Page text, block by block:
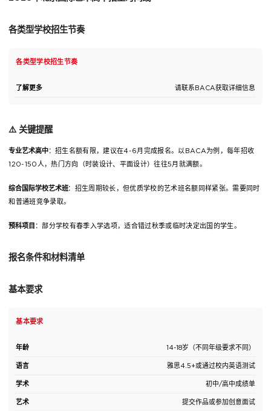
各类型学校招生节奏
各类型学校招生节奏
了解更多 请联系BACA获取详细信息
⚠️ 关键提醒
专业艺术高中：招生名额有限，建议在4-6月完成报名。以BACA为例，每年招收
120-150人，热门方向（时装设计、平面设计）往往5月就满额。
综合国际学校艺术班：招生周期较长，但优质学校的艺术班名额同样紧张。需要同时
和普通班竞争录取。
预科项目 ：部分学校有春季入学选项，适合错过秋季或临时决定出国的学生。
报名条件和材料清单
基本要求
基本要求
年龄 14-18岁（不同年级要求不同）
语言 雅思4.5+或通过校内英语测试
学术 初中/高中成绩单
艺术 提交作品或参加创意面试